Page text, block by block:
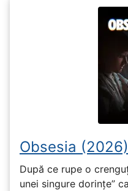
Obsesia (2026)
După ce rupe o
unei singure dorințe”